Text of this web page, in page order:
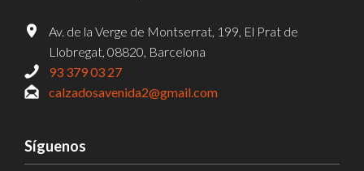
Av. de la Verge de Montserrat, 199, El Prat de
Llobregat, 08820, Barcelona
93 379 03 27
calzadosavenida2@gmail.com
Síguenos